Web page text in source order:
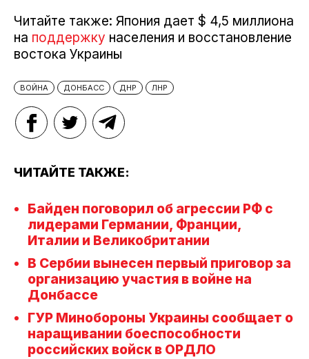
Читайте также: Япония дает $ 4,5 миллиона
на поддержку населения и восстановление
востока Украины
ВОЙНА ДОНБАСС ДНР ЛНР
ЧИТАЙТЕ ТАКЖЕ:
Байден поговорил об агрессии РФ с
лидерами Германии, Франции,
Италии и Великобритании
В Сербии вынесен первый приговор за
организацию участия в войне на
Донбассе
ГУР Минобороны Украины сообщает о
наращивании боеспособности
российских войск в ОРДЛО